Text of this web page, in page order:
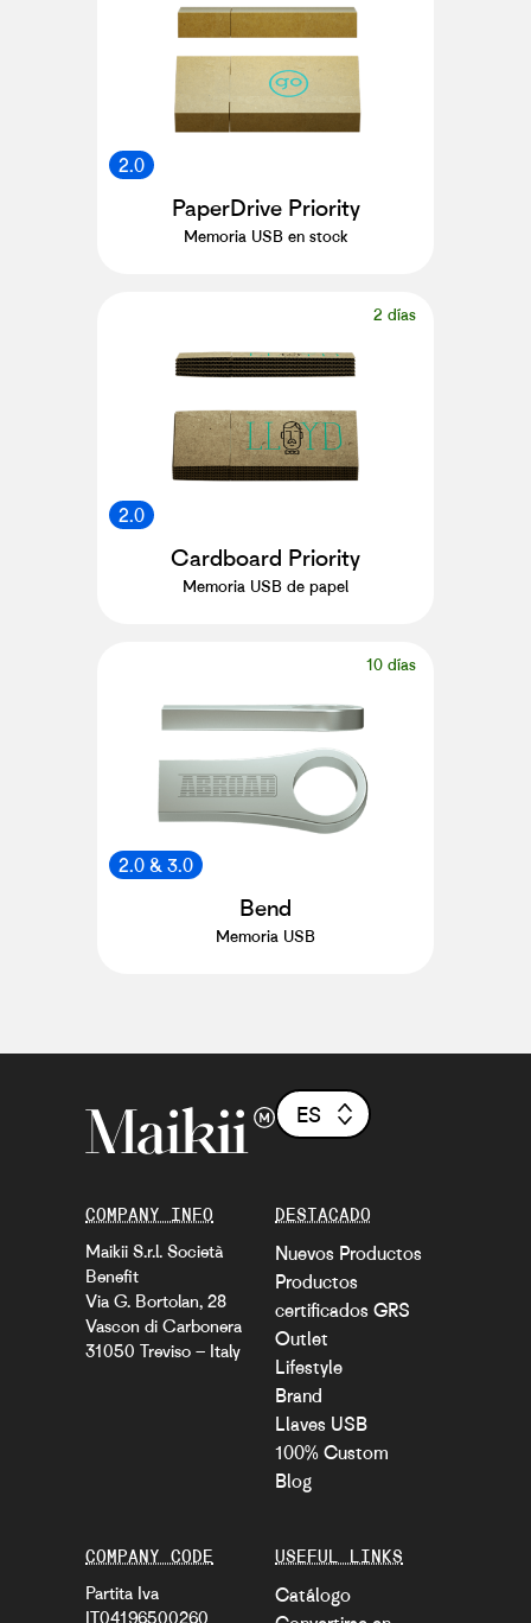
2.0
PaperDrive Priority
Memoria USB en stock
2 días
2.0
Cardboard Priority
Memoria USB de papel
10 días
2.0 & 3.0
Bend
Memoria USB
COMPANY INFO
Maikii S.r.l. Società
Benefit
Via G. Bortolan, 28
Vascon di Carbonera
31050 Treviso – Italy
DESTACADO
Nuevos Productos
Productos
certificados GRS
Outlet
Lifestyle
Brand
Llaves USB
100% Custom
Blog
USEFUL LINKS
Catálogo
COMPANY CODE
Partita Iva
IT04196500260
ES